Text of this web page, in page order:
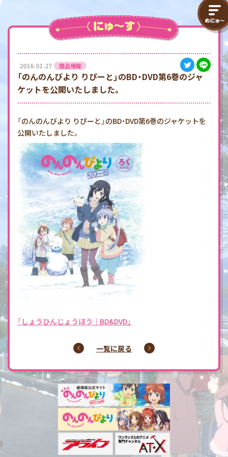
2016.01.27 商品情報
「のんのんびより りぴーと」のBD・DVD第6巻のジャ
ケットを公開いたしました。
「のんのんびより りぴーと」のBD・DVD第6巻のジャケットを
公開いたしました。
「しょうひんじょうほう｜BD&DVD」
一覧に戻る